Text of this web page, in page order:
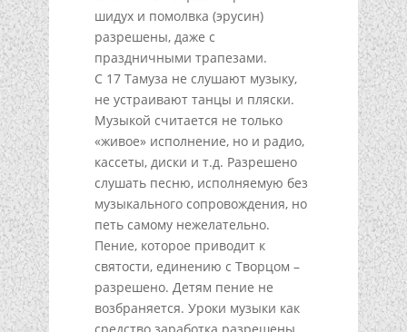
шидух и помолвка (эрусин)
разрешены, даже с
праздничными трапезами.
С 17 Тамуза не слушают музыку,
не устраивают танцы и пляски.
Музыкой считается не только
«живое» исполнение, но и радио,
кассеты, диски и т.д. Разрешено
слушать песню, исполняемую без
музыкального сопровождения, но
петь самому нежелательно.
Пение, которое приводит к
святости, единению с Творцом –
разрешено. Детям пение не
возбраняется. Уроки музыки как